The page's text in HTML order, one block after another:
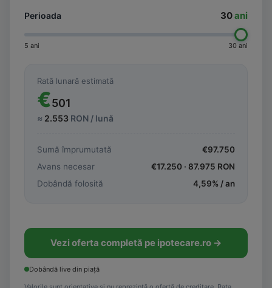
Perioada 30ani
5 ani 30 ani
Rată lunară estimată
€501
≈ 2.553 RON / lună
Sumă împrumutată €97.750
Avans necesar
€17.250 · 87.975 RON
Dobândă folosită
4,59% / an
Vezi oferta completă pe ipotecare.ro →
Dobândă live din piață